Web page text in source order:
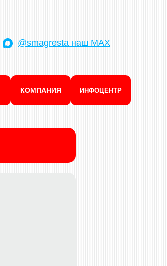
@smagresta наш MAX
КОМПАНИЯ ИНФОЦЕНТР